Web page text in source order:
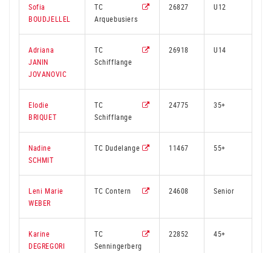
Sofia
BOUDJELLEL
TC
Arquebusiers
26827 U12
Adriana
JANIN
JOVANOVIC
TC
Schifflange
26918 U14
Elodie
BRIQUET
TC
Schifflange
24775 35+
Nadine
SCHMIT
TC Dudelange 11467 55+
Leni Marie
WEBER
TC Contern 24608 Senior
Karine
DEGREGORI
TC
Senningerberg
22852 45+